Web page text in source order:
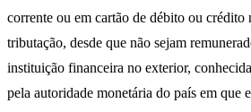
corrente ou em cartão de débito ou crédito
tributação, desde que não sejam
instituição financeira no exterior,
pela autoridade monetária do país em que